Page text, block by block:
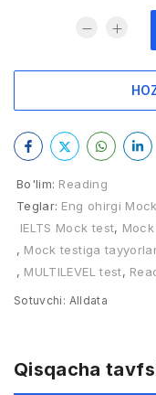
Bo'lim: Reading
Teglar: Eng ohirgi
IELTS Mock test,
, Mock testiga
, MULTILEVEL test,
Sotuvchi: Alldata
Qisqacha